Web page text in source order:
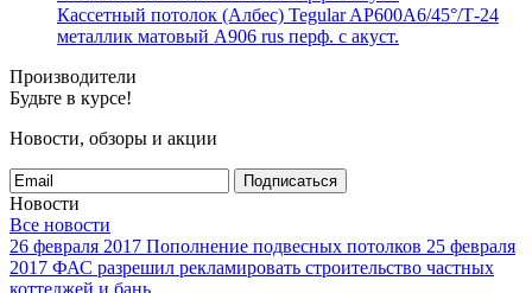
Кассетный потолок (Албес) Tegular AP600A6/45°/Т-24
металлик матовый А906 rus перф. с акуст.
Производители
Будьте в курсе!
Новости, обзоры и акции
Подписаться
Новости
Все новости
26 февраля 2017 Пополнение подвесных потолков 25 февраля
2017 ФАС разрешил рекламировать строительство частных
коттеджей и бань